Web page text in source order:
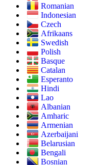
Romanian
Indonesian
Czech
Afrikaans
Swedish
Polish
Basque
Catalan
Esperanto
Hindi
Lao
Albanian
Amharic
Armenian
Azerbaijani
Belarusian
Bengali
Bosnian